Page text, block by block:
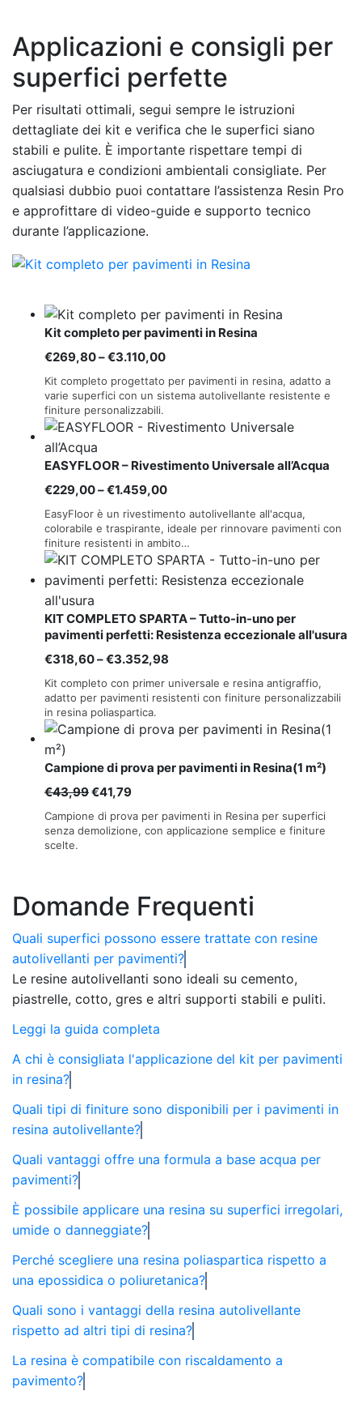
Applicazioni e consigli per
superfici perfette
Per risultati ottimali, segui sempre le istruzioni
dettagliate dei kit e verifica che le superfici siano
stabili e pulite. È importante rispettare tempi di
asciugatura e condizioni ambientali consigliate. Per
qualsiasi dubbio puoi contattare l’assistenza Resin Pro
e approfittare di video-guide e supporto tecnico
durante l’applicazione.
Kit completo per pavimenti in Resina
€269,80–€3.110,00Fascia
prezzo:
€269,80
€3.110,00
Kit completo progettato per pavimenti in resina, adatto a
varie superfici con un sistema autolivellante resistente e
finiture personalizzabili.
EASYFLOOR – Rivestimento Universale all’Acqua
€229,00–€1.459,00Fascia
di
prezzo:
da
€229,00
a
EasyFloor è un rivestimento autolivellante all'acqua,
colorabile e traspirante, ideale per rinnovare pavimenti con
finiture resistenti in ambito…
KIT COMPLETO SPARTA – Tutto-in-uno per
pavimenti perfetti: Resistenza eccezionale all'usura
€318,60–€3.352,98
di
prezzo:
€318,60
€3.352,98
Kit completo con primer universale e resina antigraffio,
adatto per pavimenti resistenti con finiture personalizzabili
in resina poliaspartica.
Campione di prova per pavimenti in Resina(1 m²)
€43,99Il
prezzo
originale
€41,79Il
prezzo
attuale
Campione di prova per pavimenti in Resina per superfici
senza demolizione, con applicazione semplice e finiture
scelte.
Domande Frequenti
Quali superfici possono essere trattate con resine
autolivellanti per pavimenti?
Le resine autolivellanti sono ideali su cemento,
piastrelle, cotto, gres e altri supporti stabili e puliti.
Leggi la guida completa
A chi è consigliata l'applicazione del kit per pavimenti
in resina?
Quali tipi di finiture sono disponibili per i pavimenti in
resina autolivellante?
Quali vantaggi offre una formula a base acqua per
pavimenti?
È possibile applicare una resina su superfici irregolari,
umide o danneggiate?
Perché scegliere una resina poliaspartica rispetto a
una epossidica o poliuretanica?
Quali sono i vantaggi della resina autolivellante
rispetto ad altri tipi di resina?
La resina è compatibile con riscaldamento a
pavimento?